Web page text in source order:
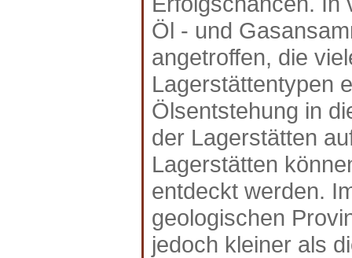
Öl - und
angetroffen, die
Lagerstättentypen
Ölsentstehung in
der Lagerstätten
Lagerstätten
entdeckt werden.
geologischen
jedoch kleiner als